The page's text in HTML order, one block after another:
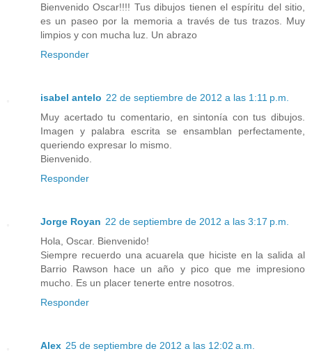
Bienvenido Oscar!!!! Tus dibujos tienen el espíritu del sitio,
es un paseo por la memoria a través de tus trazos. Muy
limpios y con mucha luz. Un abrazo
Responder
isabel antelo 22 de septiembre de 2012 a las 1:11 p.m.
Muy acertado tu comentario, en sintonía con tus dibujos.
Imagen y palabra escrita se ensamblan perfectamente,
queriendo expresar lo mismo.
Bienvenido.
Responder
Jorge Royan 22 de septiembre de 2012 a las 3:17 p.m.
Hola, Oscar. Bienvenido!
Siempre recuerdo una acuarela que hiciste en la salida al
Barrio Rawson hace un año y pico que me impresiono
mucho. Es un placer tenerte entre nosotros.
Responder
Alex 25 de septiembre de 2012 a las 12:02 a.m.